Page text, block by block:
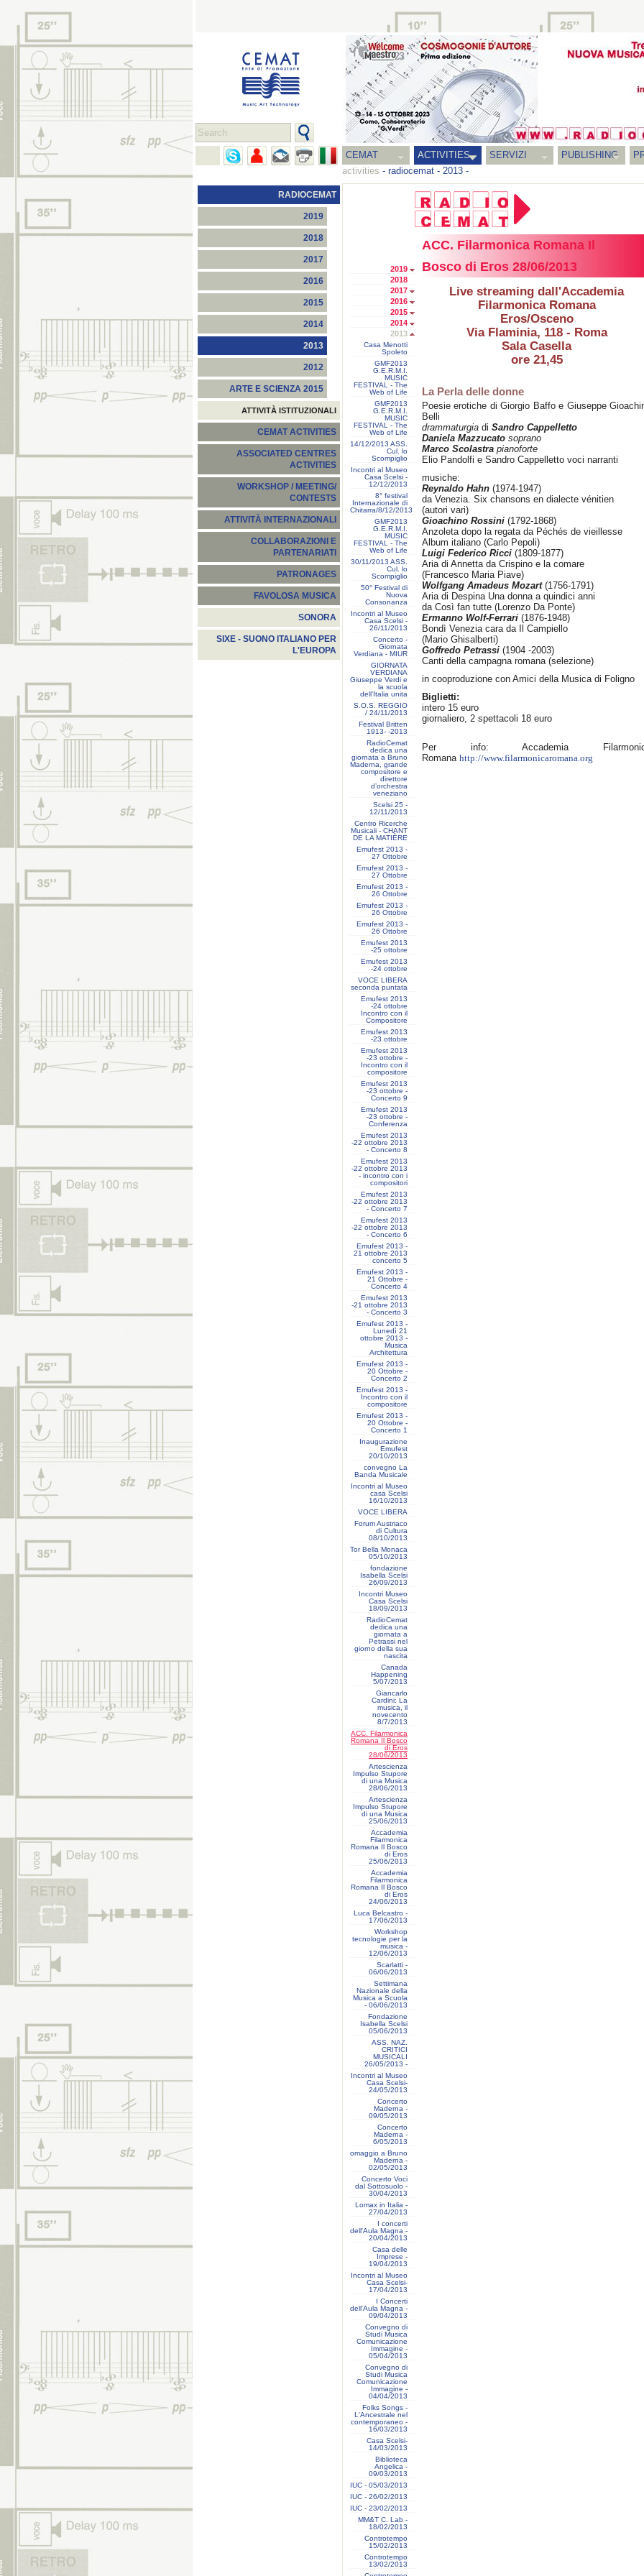
CEMAT ACTIVITIES SERVIZI PUBLISHING
activities - radiocemat - 2013 -
RADIOCEMAT
2019
2018
2017
2016
2015
2014
2013
2012
ARTE E SCIENZA 2015
ATTIVITÀ ISTITUZIONALI
CEMAT ACTIVITIES
ASSOCIATED CENTRES
ACTIVITIES
WORKSHOP / MEETING/
CONTESTS
ATTIVITÀ INTERNAZIONALI
COLLABORAZIONI E
PARTENARIATI
PATRONAGES
FAVOLOSA MUSICA
SONORA
SIXE - SUONO ITALIANO PER
L'EUROPA
2019
2018
2017
2016
2015
2014
2013
Casa Menotti
Spoleto
GMF2013
G.E.R.M.I.
MUSIC
FESTIVAL - The
Web of Life
GMF2013
G.E.R.M.I.
MUSIC
FESTIVAL - The
Web of Life
14/12/2013 ASS.
Cul. lo
Scompiglio
Incontri al Museo
Casa Scelsi -
12/12/2013
8° festival
Internazionale di
Chitarra/8/12/2013
GMF2013
G.E.R.M.I.
MUSIC
FESTIVAL - The
Web of Life
30/11/2013 ASS.
Cul. lo
Scompiglio
50° Festival di
Nuova
Consonanza
Incontri al Museo
Casa Scelsi -
26/11/2013
Concerto -
Giornata
Verdiana - MIUR
GIORNATA
VERDIANA
Giuseppe Verdi e
la scuola
dell’Italia unita
S.O.S. REGGIO
/ 24/11/2013
Festival Britten
1913- ‐2013
RadioCemat
dedica una
giornata a Bruno
Maderna, grande
compositore e
direttore
d’orchestra
veneziano
Scelsi 25 -
12/11/2013
Centro Ricerche
Musicali - CHANT
DE LA MATIÈRE
Emufest 2013 -
27 Ottobre
Emufest 2013 -
27 Ottobre
Emufest 2013 -
26 Ottobre
Emufest 2013 -
26 Ottobre
Emufest 2013 -
26 Ottobre
Emufest 2013
-25 ottobre
Emufest 2013
-24 ottobre
VOCE LIBERA
seconda puntata
Emufest 2013
-24 ottobre
Incontro con il
Compositore
Emufest 2013
-23 ottobre
Emufest 2013
-23 ottobre -
Incontro con il
compositore
Emufest 2013
-23 ottobre -
Concerto 9
Emufest 2013
-23 ottobre -
Conferenza
Emufest 2013
-22 ottobre 2013
- Concerto 8
Emufest 2013
-22 ottobre 2013
- incontro con i
compositori
Emufest 2013
-22 ottobre 2013
- Concerto 7
Emufest 2013
-22 ottobre 2013
- Concerto 6
Emufest 2013 -
21 ottobre 2013
concerto 5
Emufest 2013 -
21 Ottobre -
Concerto 4
Emufest 2013
-21 ottobre 2013
- Concerto 3
Emufest 2013 -
Lunedì 21
ottobre 2013 -
Musica
Architettura
Emufest 2013 -
20 Ottobre -
Concerto 2
Emufest 2013 -
Incontro con il
compositore
Emufest 2013 -
20 Ottobre -
Concerto 1
Inaugurazione
Emufest
20/10/2013
convegno La
Banda Musicale
Incontri al Museo
casa Scelsi
16/10/2013
VOCE LIBERA
Forum Austriaco
di Cultura
08/10/2013
Tor Bella Monaca
05/10/2013
fondazione
Isabella Scelsi
26/09/2013
Incontri Museo
Casa Scelsi
18/09/2013
RadioCemat
dedica una
giornata a
Petrassi nel
giorno della sua
nascita
Canada
Happening
5/07/2013
Giancarlo
Cardini: La
musica, il
novecento
8/7/2013
ACC. Filarmonica
Romana Il Bosco
di Eros
28/06/2013
Artescienza
Impulso Stupore
di una Musica
28/06/2013
Artescienza
Impulso Stupore
di una Musica
25/06/2013
Accademia
Filarmonica
Romana Il Bosco
di Eros
25/06/2013
Accademia
Filarmonica
Romana Il Bosco
di Eros
24/06/2013
Luca Belcastro -
17/06/2013
Workshop
tecnologie per la
musica -
12/06/2013
Scarlatti -
06/06/2013
Settimana
Nazionale della
Musica a Scuola
- 06/06/2013
Fondazione
Isabella Scelsi
05/06/2013
ASS. NAZ.
CRITICI
MUSICALI
26/05/2013 -
Incontri al Museo
Casa Scelsi-
24/05/2013
Concerto
Maderna -
09/05/2013
Concerto
Maderna -
6/05/2013
omaggio a Bruno
Maderna -
02/05/2013
Concerto Voci
dal Sottosuolo -
30/04/2013
Lomax in Italia -
27/04/2013
I concerti
dell'Aula Magna -
20/04/2013
Casa delle
Imprese -
19/04/2013
Incontri al Museo
Casa Scelsi-
17/04/2013
I Concerti
dell'Aula Magna -
09/04/2013
Convegno di
Studi Musica
Comunicazione
Immagine -
05/04/2013
Convegno di
Studi Musica
Comunicazione
Immagine -
04/04/2013
Folks Songs -
L'Ancestrale nel
contemporaneo -
16/03/2013
Casa Scelsi-
14/03/2013
Biblioteca
Angelica -
09/03/2013
IUC - 05/03/2013
IUC - 26/02/2013
IUC - 23/02/2013
MM&T C. Lab -
18/02/2013
Controtempo
15/02/2013
Controtempo
13/02/2013
ACC. Filarmonica Romana Il
Bosco di Eros 28/06/2013
Live streaming dall'Accademia
Filarmonica Romana
Eros/Osceno
Via Flaminia, 118 - Roma
Sala Casella
ore 21,45
La Perla delle donne
Poesie erotiche di Giorgio Baffo e Giuseppe
Belli
drammaturgia di Sandro Cappelletto
Daniela Mazzucato soprano
Marco Scolastra pianoforte
Elio Pandolfi e Sandro Cappelletto voci narranti
musiche:
Reynaldo Hahn (1974-1947)
da Venezia. Six chansons en dialecte vénitien
(autori vari)
Gioachino Rossini (1792-1868)
Anzoleta dopo la regata da Péchés de vieillesse
Album italiano (Carlo Pepoli)
Luigi Federico Ricci (1809-1877)
Aria di Annetta da Crispino e la comare
(Francesco Maria Piave)
Wolfgang Amadeus Mozart(1756-1791)
Aria di Despina Una donna a quindici anni
da Così fan tutte (Lorenzo Da Ponte)
Ermanno Wolf-Ferrari (1876-1948)
Bondì Venezia cara da Il Campiello
(Mario Ghisalberti)
Goffredo Petrassi (1904 -2003)
Canti della campagna romana (selezione)
in cooproduzione con Amici della Musica di Foligno
Biglietti:
intero 15 euro
giornaliero, 2 spettacoli 18 euro
Per info: Accademia
Romana http://www.filarmonicaromana.org